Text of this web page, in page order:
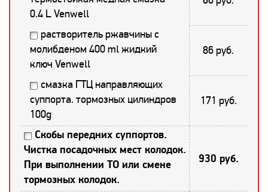
0.4 L Venwell
растворитель ржавчины с
молибденом 400 ml жидкий
ключ Venwell
86 руб.
смазка ГТЦ направляющих
суппорта. тормозных цилиндров
100g
171 руб.
Скобы передних суппортов.
Чистка посадочных мест колодок.
При выполнении ТО или смене
тормозных колодок.
930 руб.